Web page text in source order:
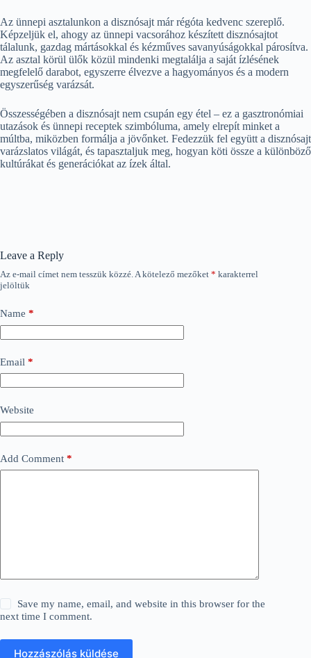
Az ünnepi asztalunkon a disznósajt már régóta kedvenc szereplő.
Képzeljük el, ahogy az ünnepi vacsorához készített disznósajtot
tálalunk, gazdag mártásokkal és kézműves savanyúságokkal párosítva.
Az asztal körül ülők közül mindenki megtalálja a saját ízlésének
megfelelő darabot, egyszerre élvezve a hagyományos és a modern
egyszerűség varázsát.
Összességében a disznósajt nem csupán egy étel – ez a gasztronómiai
utazások és ünnepi receptek szimbóluma, amely elrepít minket a
múltba, miközben formálja a jövőnket. Fedezzük fel együtt a disznósajt
varázslatos világát, és tapasztaljuk meg, hogyan köti össze a különböző
kultúrákat és generációkat az ízek által.
Leave a Reply
Az e-mail címet nem tesszük közzé.A kötelező mezőket * karakterrel
jelöltük
Name *
Email *
Website
Add Comment *
Save my name, email, and website in this browser for the
next time I comment.
Hozzászólás küldése